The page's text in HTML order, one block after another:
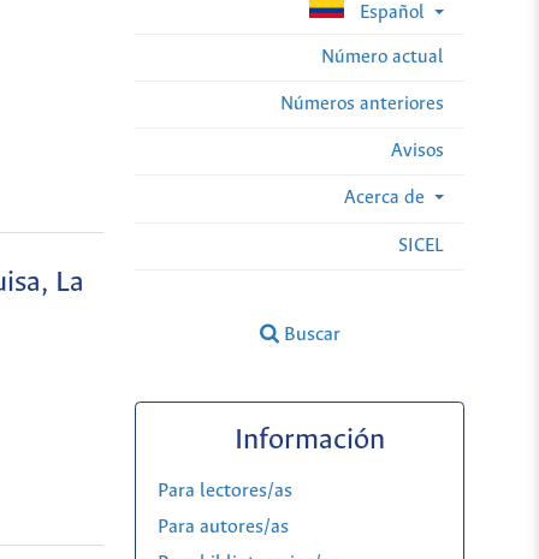
Español
Número actual
Números anteriores
Avisos
Acerca de
SICEL
Buscar
La
Información
Para lectores/as
Para autores/as